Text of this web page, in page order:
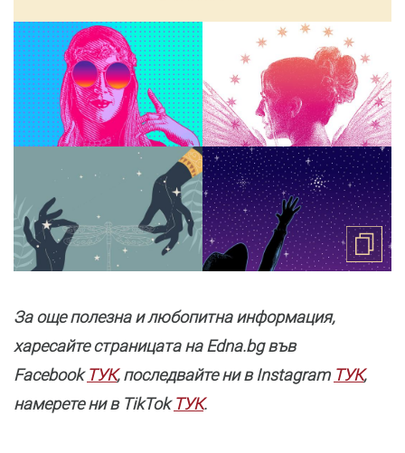
За още полезнa и любопитна информация,
харесайте страницата нa Edna.bg във
FacebookТУК, последвайте ни в Instagram ТУК,
намерете ни в TikTokТУК.